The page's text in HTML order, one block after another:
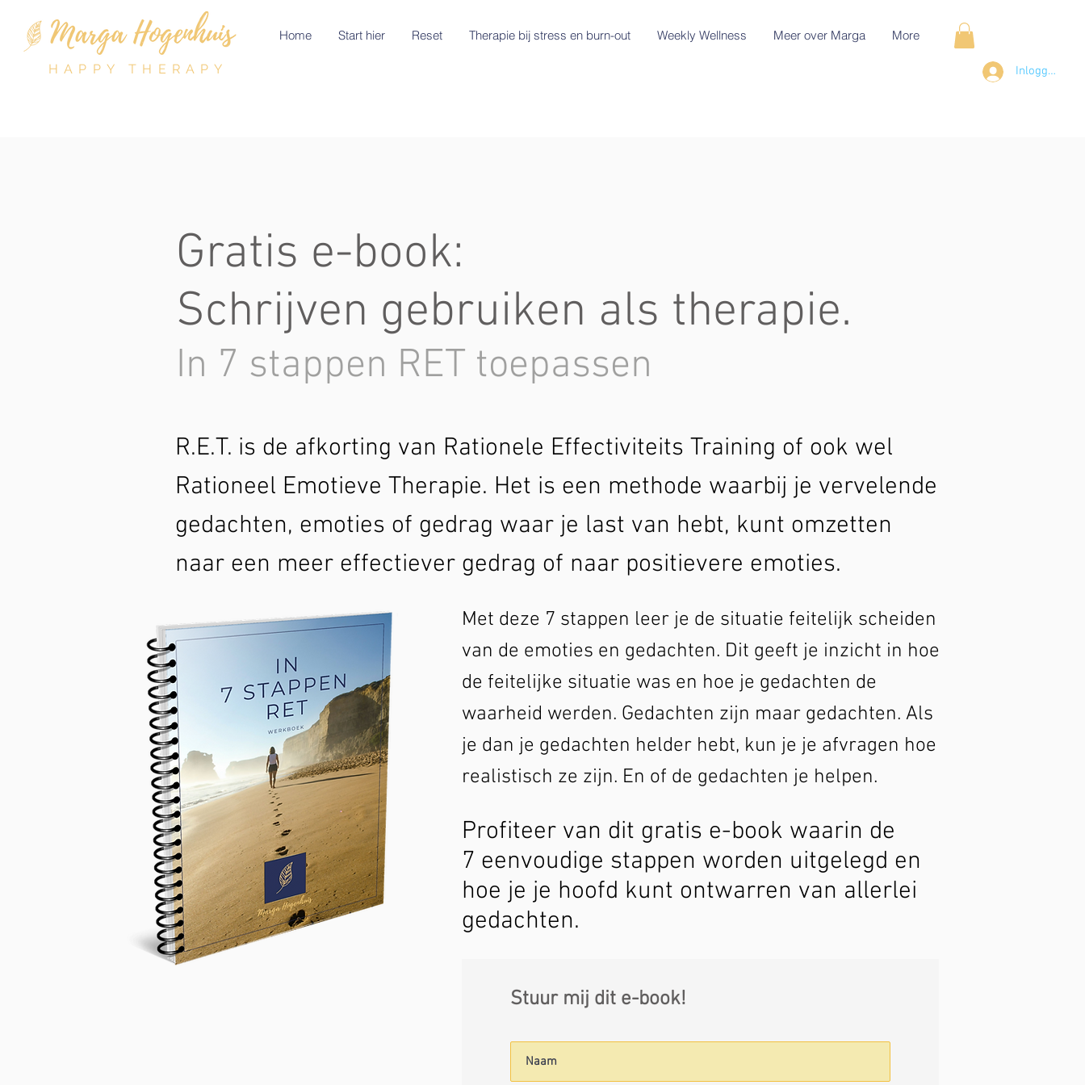
HAPPY THERAPY
Home Start hier Reset Therapie bij stress en burn-out Weekly Wellness Meer over Marga More
Inloggen
Gratis e-book:
Schrijven gebruiken als therapie.
In 7 stappen RET toepassen
Met deze 7 stappen leer je de situatie feitelijk scheiden
van de emoties en gedachten. Dit geeft je inzicht in hoe
de feitelijke situatie was en hoe je gedachten de
waarheid werden. Gedachten zijn maar gedachten. Als
je dan je gedachten helder hebt, kun je je afvragen hoe
realistisch ze zijn. En of de gedachten je helpen.
Profiteer van dit gratis e-book waarin de
7 eenvoudige stappen worden uitgelegd en
hoe je je hoofd kunt ontwarren van allerlei
gedachten.
Stuur mij dit e-book!
R.E.T. is de afkorting van Rationele Effectiviteits Training of ook wel
Rationeel Emotieve Therapie. Het is een methode waarbij je vervelende
gedachten, emoties of gedrag waar je last van hebt, kunt omzetten
naar een meer effectiever gedrag of naar positievere emoties.